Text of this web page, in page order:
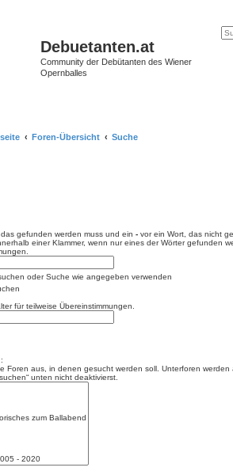
Debuetanten.at
Community der Debütanten des Wiener
Opernballes
Foren-Übersicht Suche
gefunden werden muss und ein - vor ein Wort, das nicht
einer Klammer, wenn nur eines der Wörter gefunden
oder Suche wie angegeben verwenden
für teilweise Übereinstimmungen.
Foren aus, in denen gesucht werden soll. Unterforen
unten nicht deaktivierst.